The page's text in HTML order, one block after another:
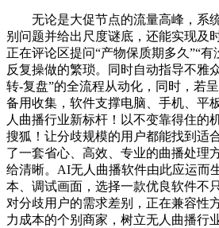
无论是大促节点的流量高峰，系统
别问题并给出尺度谜底，还能实现
正在评论区提问“产物保质期多久”“
反复操做的繁琐。同时自动指导不雅
转-复盘”的全流程从动化，同时，若
备用收集，软件支撑电脑、手机、平
人曲播行业新标杆！以不变靠得住的
搜狐！让分歧规模的用户都能找到适
了一套省心、高效、专业的曲播处理
给清晰。AI无人曲播软件由此应运而
本、调试画面，选择一款优良软件不
对分歧用户的需求差别，正在兼容性
力成本的个别商家，树立无人曲播行